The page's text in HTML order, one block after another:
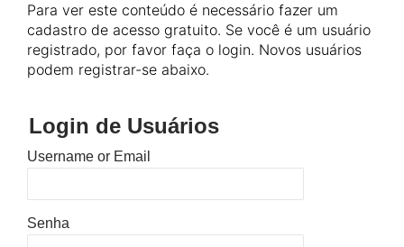
Para ver este conteúdo é necessário fazer um
cadastro de acesso gratuito. Se você é um usuário
registrado, por favor faça o login. Novos usuários
podem registrar-se abaixo.
Login de Usuários
Username or Email
Senha